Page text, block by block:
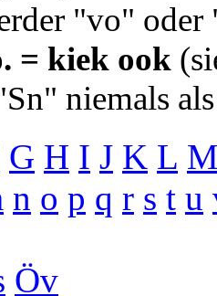
"vo"
= kiek ook
niemals
G H I J K L
n o p q r s t u
Öv